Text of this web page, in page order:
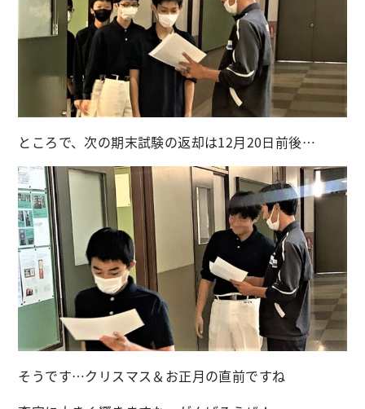
ところで、次の期末試験の返却は12月20日前後…
そうです…クリスマス＆お正月の直前ですね